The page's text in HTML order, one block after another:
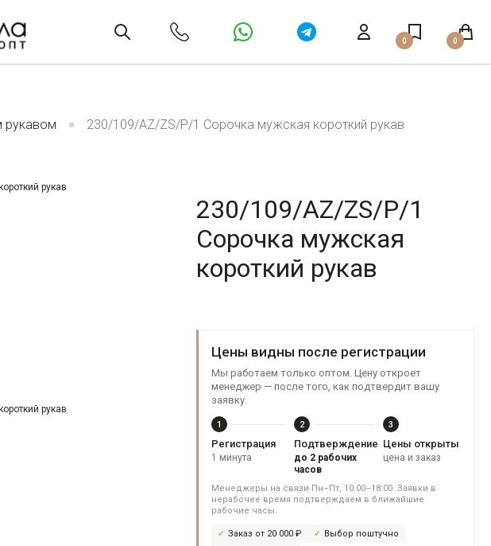
0 0
рукавом 230/109/AZ/ZS/P/1 Сорочка мужская короткий рукав
230/109/AZ/ZS/P/1
Сорочка мужская
короткий рукав
Цены видны после регистрации
Мы работаем только оптом. Цену откроет
менеджер — после того, как подтвердит вашу
заявку.
1
Регистрация
1 минута
2
Подтверждение
до 2 рабочих
часов
3
Цены открыты
цена и заказ
Менеджеры на связи Пн–Пт, 10:00–18:00. Заявки в
нерабочее время подтверждаем в ближайшие
рабочие часы.
Заказ от 20 000 ₽
Выбор поштучно